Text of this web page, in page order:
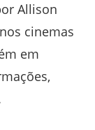
Allison
cinemas
em